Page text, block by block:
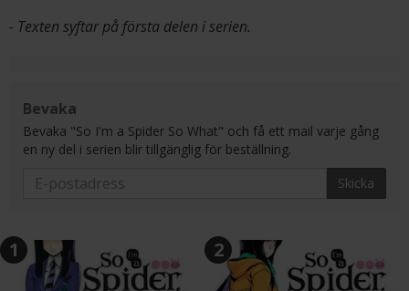
- Texten syftar på första delen i serien.
Bevaka
Bevaka "So I'm a Spider So What" och få ett mail varje gång
en ny del i serien blir tillgänglig för beställning.
Skicka
1 2